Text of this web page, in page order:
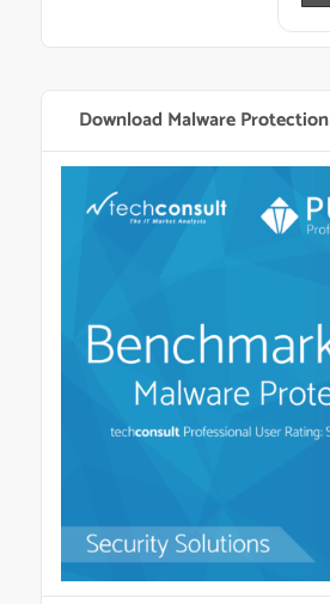
Download Malware Protection